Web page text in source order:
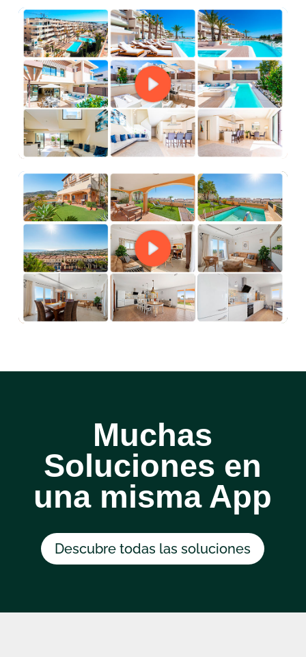
Muchas
Soluciones en
una misma App
Descubre todas las soluciones